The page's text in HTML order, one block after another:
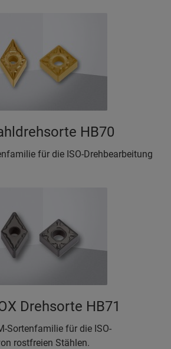
HB70
für die ISO-Drehbearbeitung
Drehsorte HB71
Sortenfamilie für die ISO-
rostfreien Stählen.